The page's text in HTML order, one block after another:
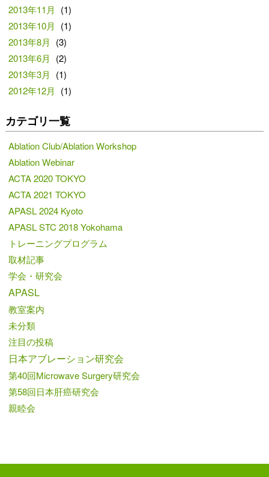
2013年11月
(1)
2013年10月
(1)
2013年8月
(3)
2013年6月
(2)
2013年3月
(1)
2012年12月
(1)
カテゴリ一覧
Ablation Club/Ablation Workshop
Ablation Webinar
ACTA 2020 TOKYO
ACTA 2021 TOKYO
APASL 2024 Kyoto
APASL STC 2018 Yokohama
トレーニングプログラム
取材記事
学会・研究会
APASL
教室案内
未分類
注目の投稿
日本アブレーション研究会
第40回Microwave Surgery研究会
第58回日本肝癌研究会
親睦会